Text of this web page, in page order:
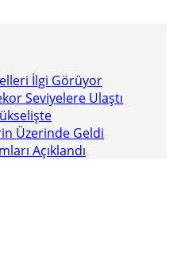
İlgi Görüyor
Seviyelere Ulaştı
Üzerinde Geldi
Açıklandı